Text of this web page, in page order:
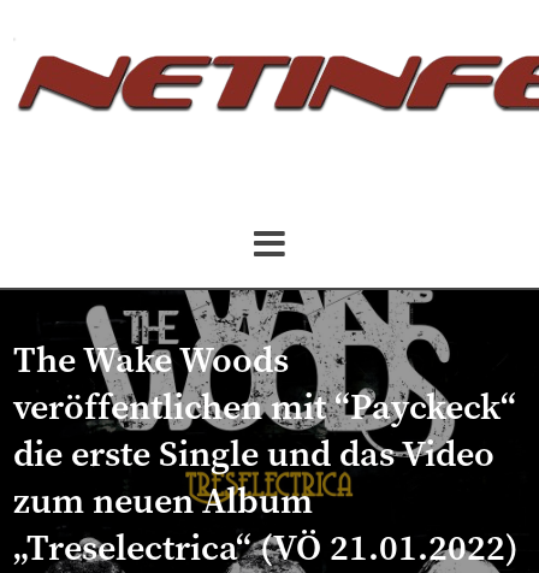
The Wake Woods
veröffentlichen mit “Payckeck“
die erste Single und das Video
zum neuen Album
„Treselectrica“ (VÖ 21.01.2022)